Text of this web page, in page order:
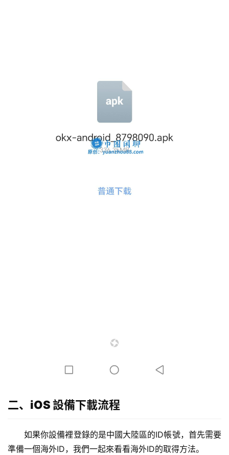
二、iOS 設備下載流程
如果你設備裡登錄的是中國大陸區的ID帳號，首先需要
準備一個海外ID，我們一起來看看海外ID的取得方法。